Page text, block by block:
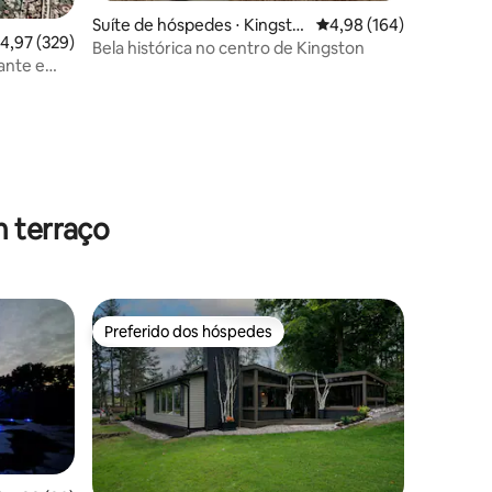
de uma avaliação média de 5, 329 avaliações
4,97 (329)
e
Suíte de hóspedes ⋅ Kingsto
n
4,98 de uma avaliação
4,98 (164)
Bela histórica no centro de Kingston
terraço
Preferido dos hóspedes
Preferido dos hóspedes